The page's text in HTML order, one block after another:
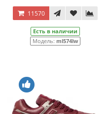
11570
Есть в наличии
Модель: ml574lw